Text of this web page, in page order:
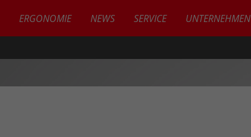
ERGONOMIE NEWS SERVICE UNTERNEHMEN